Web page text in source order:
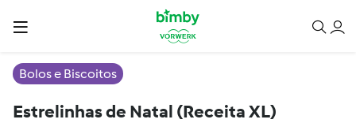
Bolos e Biscoitos
Estrelinhas de Natal (Receita XL)